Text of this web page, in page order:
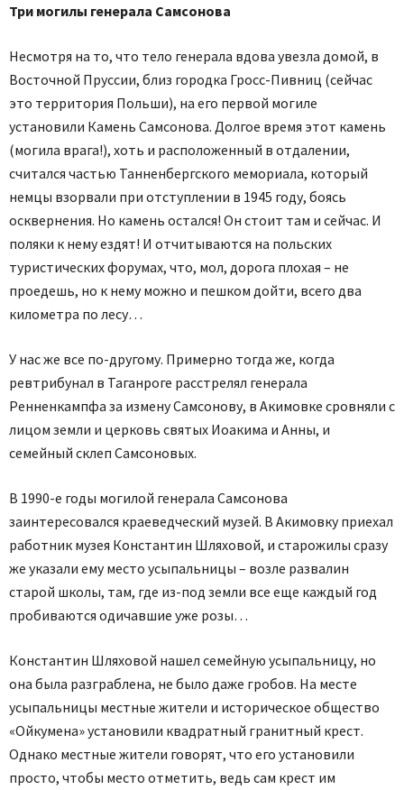
Три могилы генерала Самсонова
Несмотря на то, что тело генерала вдова увезла домой, в
Восточной Пруссии, близ городка Гросс-Пивниц (сейчас
это территория Польши), на его первой могиле
установили Камень Самсонова. Долгое время этот камень
(могила врага!), хоть и расположенный в отдалении,
считался частью Танненбергского мемориала, который
немцы взорвали при отступлении в 1945 году, боясь
осквернения. Но камень остался! Он стоит там и сейчас. И
поляки к нему ездят! И отчитываются на польских
туристических форумах, что, мол, дорога плохая – не
проедешь, но к нему можно и пешком дойти, всего два
километра по лесу…
У нас же все по-другому. Примерно тогда же, когда
ревтрибунал в Таганроге расстрелял генерала
Ренненкампфа за измену Самсонову, в Акимовке сровняли с
лицом земли и церковь святых Иоакима и Анны, и
семейный склеп Самсоновых.
В 1990-е годы могилой генерала Самсонова
заинтересовался краеведческий музей. В Акимовку приехал
работник музея Константин Шляховой, и старожилы сразу
же указали ему место усыпальницы – возле развалин
старой школы, там, где из-под земли все еще каждый год
пробиваются одичавшие уже розы…
Константин Шляховой нашел семейную усыпальницу, но
она была разграблена, не было даже гробов. На месте
усыпальницы местные жители и историческое общество
«Ойкумена» установили квадратный гранитный крест.
Однако местные жители говорят, что его установили
просто, чтобы место отметить, ведь сам крест им